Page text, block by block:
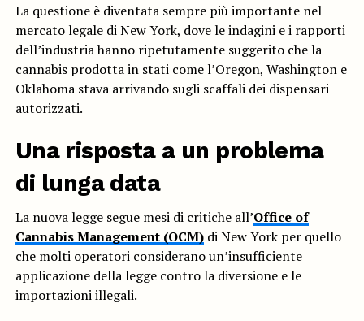
La questione è diventata sempre più importante nel
mercato legale di New York, dove le indagini e i rapporti
dell’industria hanno ripetutamente suggerito che la
cannabis prodotta in stati come l’Oregon, Washington e
Oklahoma stava arrivando sugli scaffali dei dispensari
autorizzati.
Una risposta a un problema
di lunga data
La nuova legge segue mesi di critiche all’Office of
Cannabis Management (OCM)di New York per quello
che molti operatori considerano un’insufficiente
applicazione della legge contro la diversione e le
importazioni illegali.